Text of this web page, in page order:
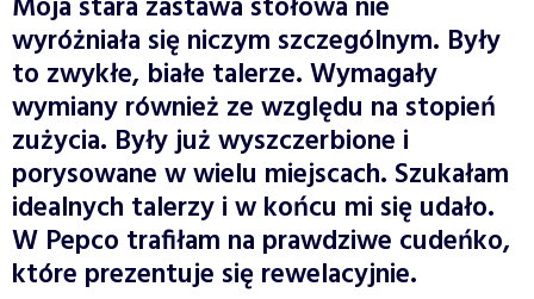
Moja stara zastawa stołowa nie
wyróżniała się niczym szczególnym. Były
to zwykłe, białe talerze. Wymagały
wymiany również ze względu na stopień
zużycia. Były już wyszczerbione i
porysowane w wielu miejscach. Szukałam
idealnych talerzy i w końcu mi się udało.
W Pepco trafiłam na prawdziwe cudeńko,
które prezentuje się rewelacyjnie.